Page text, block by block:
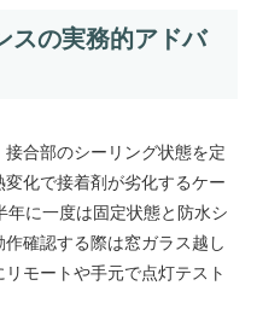
スの実務的アドバ
合部のシーリング状態を定
化で接着剤が劣化するケー
に一度は固定状態と防水シ
確認する際は窓ガラス越し
モートや手元で点灯テスト